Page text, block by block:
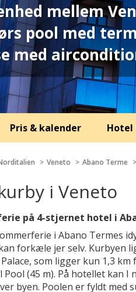
mellem
pool med
med
Pris & kalender Hotel
Veneto Abano Terme
i Veneto
på 4-stjernet hotel i
i Abano Termes
forkæle jer selv. Kurbyen
som ligger kun 1,3
(45 m). På hotellet kan I
byen. Poolen er fyldt med